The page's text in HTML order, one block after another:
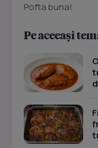
Pofta buna!
Pe aceeași